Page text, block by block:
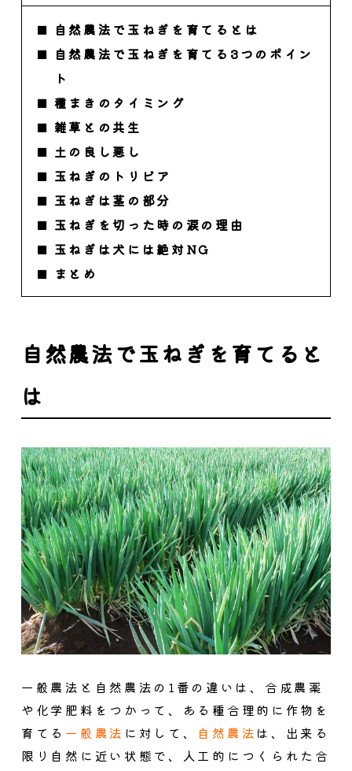
自然農法で玉ねぎを育てるとは
自然農法で玉ねぎを育てる3つのポイン
ト
種まきのタイミング
雑草との共生
土の良し悪し
玉ねぎのトリビア
玉ねぎは茎の部分
玉ねぎを切った時の涙の理由
玉ねぎは犬には絶対NG
まとめ
自然農法で玉ねぎを育てると
は
一般農法と自然農法の1番の違いは、 合成農薬
や化学肥料をつかって、ある種合理的に作物を
育てる 一般農法 に対して、 自然農法 は、出来る
限り自然に近い状態で、人工的につくられた合